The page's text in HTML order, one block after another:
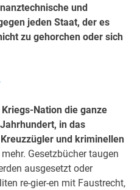
und
jeden Staat, der es
zu gehorchen oder sich
Nation die ganze
in das
und kriminellen
Gesetzbücher taugen
ausgesetzt oder
re-gier-en mit Faustrecht,